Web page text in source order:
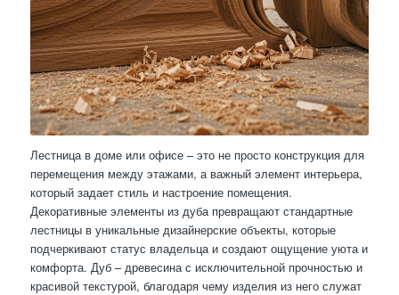
Лестница в доме или офисе – это не просто конструкция для
перемещения между этажами, а важный элемент интерьера,
который задает стиль и настроение помещения.
Декоративные элементы из дуба превращают стандартные
лестницы в уникальные дизайнерские объекты, которые
подчеркивают статус владельца и создают ощущение уюта и
комфорта. Дуб – древесина с исключительной прочностью и
красивой текстурой, благодаря чему изделия из него служат